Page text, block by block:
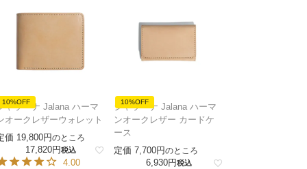
10%OFF
ャラーナ Jalana ハーマ
オークレザーウォレット
価 19,800 のところ
17,820 税込
4.00
10%OFF
ジャラーナ Jalana ハーマ
ンオークレザー カードケ
ース
定価 7,700 のところ
6,930 税込